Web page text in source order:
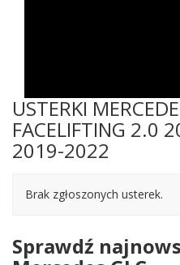
USTERKI
FACELIFTING 2.0
2019-2022
Brak zgłoszonych usterek.
Sprawdź